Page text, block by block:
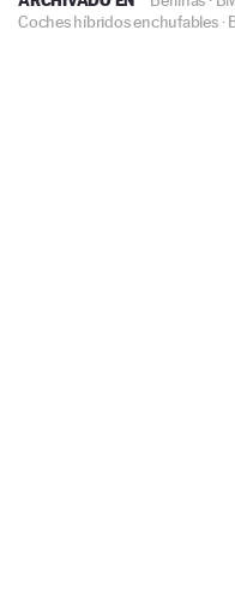
Coches híbridos enchufables·